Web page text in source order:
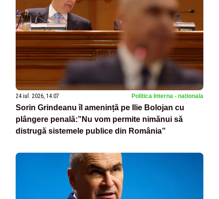
24 iul. 2026, 14:07 Politica Interna - nationala
Sorin Grindeanu îl amenință pe Ilie Bolojan cu
plângere penală:”Nu vom permite nimănui să
distrugă sistemele publice din România”